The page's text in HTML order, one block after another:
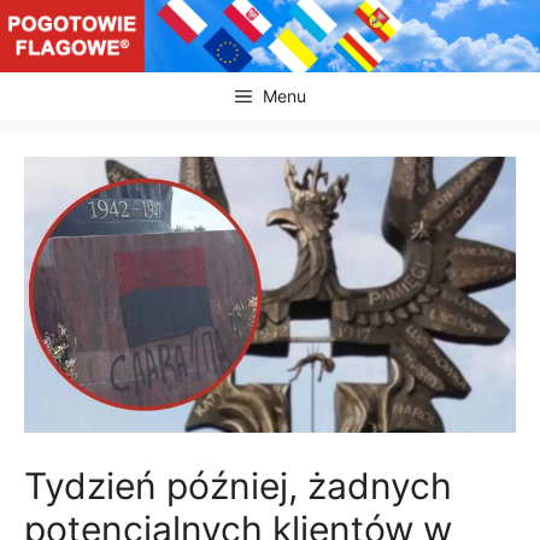
Przejdź
do
treści
Menu
Tydzień później, żadnych
potencjalnych klientów w